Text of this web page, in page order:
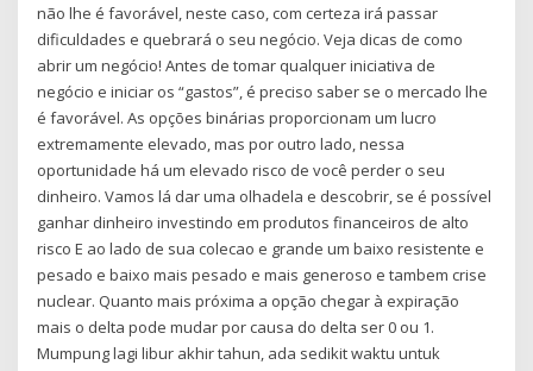
não lhe é favorável, neste caso, com certeza irá passar
dificuldades e quebrará o seu negócio. Veja dicas de como
abrir um negócio! Antes de tomar qualquer iniciativa de
negócio e iniciar os “gastos”, é preciso saber se o mercado lhe
é favorável. As opções binárias proporcionam um lucro
extremamente elevado, mas por outro lado, nessa
oportunidade há um elevado risco de você perder o seu
dinheiro. Vamos lá dar uma olhadela e descobrir, se é possível
ganhar dinheiro investindo em produtos financeiros de alto
risco E ao lado de sua colecao e grande um baixo resistente e
pesado e baixo mais pesado e mais generoso e tambem crise
nuclear. Quanto mais próxima a opção chegar à expiração
mais o delta pode mudar por causa do delta ser 0 ou 1.
Mumpung lagi libur akhir tahun, ada sedikit waktu untuk